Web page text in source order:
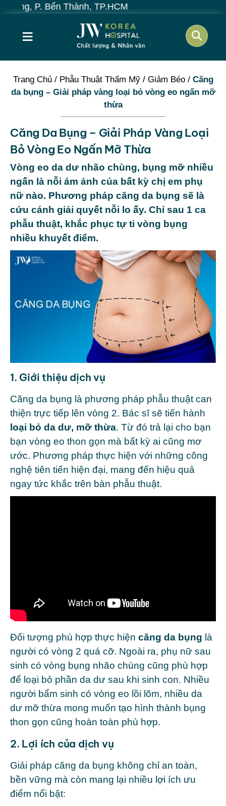
TP.HCM
≡
Trang Chủ/ Phẫu Thuật Thẩm Mỹ/ Giảm Béo/ Căng
da bụng – Giải pháp vàng loại bỏ vòng eo ngấn mỡ
thừa
Căng Da Bụng – Giải Pháp Vàng Loại
Bỏ Vòng Eo Ngấn Mỡ Thừa
Vòng eo da dư nhão chùng, bụng mỡ nhiều
ngấn là nỗi ám ảnh của bất kỳ chị em phụ
nữ nào. Phương pháp căng da bụng sẽ là
cứu cánh giải quyết nỗi lo ấy. Chỉ sau 1 ca
phẫu thuật, khắc phục tự ti vòng bụng
nhiều khuyết điểm.
1. Giới thiệu dịch vụ
Căng da bụng là phương pháp phẫu thuật can
thiện trực tiếp lên vòng 2. Bác sĩ sẽ tiến hành
loại bỏ da dư, mỡ thừa. Từ đó trả lại cho bạn
bạn vòng eo thon gọn mà bất kỳ ai cũng mơ
ước. Phương pháp thực hiện với những công
nghệ tiên tiến hiện đại, mang đến hiệu quả
ngay tức khắc trên bàn phẫu thuật.
Đối tượng phù hợp thực hiện căng da bụng là
người có vòng 2 quá cỡ. Ngoài ra, phụ nữ sau
sinh có vòng bụng nhão chùng cũng phù hợp
để loại bỏ phần da dư sau khi sinh con. Nhiều
người bẩm sinh có vòng eo lồi lõm, nhiều da
dư mỡ thừa mong muốn tạo hình thành bụng
thon gọn cũng hoàn toàn phù hợp.
2. Lợi ích của dịch vụ
Giải pháp căng da bụng không chỉ an toàn,
bền vững mà còn mang lại nhiều lợi ích ưu
điểm nổi bật: